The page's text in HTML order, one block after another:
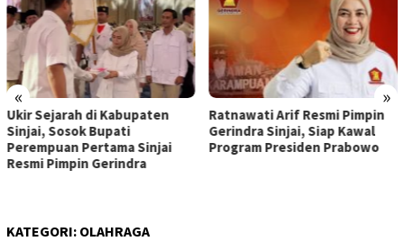
« »
Ukir Sejarah di Kabupaten
Sinjai, Sosok Bupati
Perempuan Pertama Sinjai
Resmi Pimpin Gerindra
Ratnawati Arif Resmi Pimpin
Gerindra Sinjai, Siap Kawal
Program Presiden Prabowo
KATEGORI: OLAHRAGA